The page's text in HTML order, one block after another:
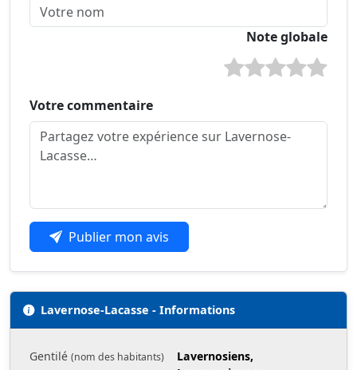
Note globale
Votre commentaire
Publier mon avis
Lavernose-Lacasse - Informations
Gentilé (nom des habitants)
Lavernosiens,